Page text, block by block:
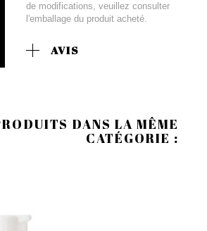
de modifications, veuillez consulter
l'emballage du produit acheté.
AVIS
DANS LA MÊME
CATÉGORIE :